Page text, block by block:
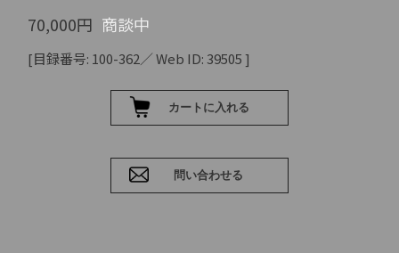
70,000円 商談中
[目録番号: 100-362／ Web ID: 39505 ]